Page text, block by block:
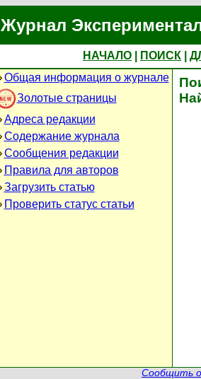
Журнал
НАЧАЛО ПОИСК
Общая информация о журнале
Золотые страницы
Адреса редакции
Содержание журнала
Сообщения редакции
Правила для авторов
Загрузить статью
Проверить статус статьи
Сообщить о